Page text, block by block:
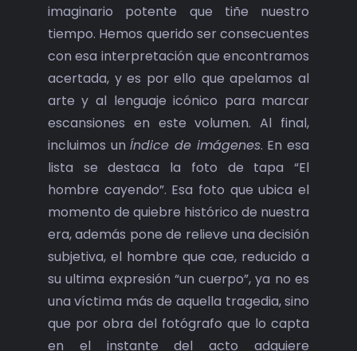
imaginario potente que tiñe nuestro
tiempo. Hemos querido ser consecuentes
con esa interpretación que encontramos
acertada, y es por ello que apelamos al
arte y al lenguaje icónico para marcar
escansiones en este volumen. Al final,
incluimos unÍndice de imágenes. En esa
lista se destaca la foto de tapa “El
hombre cayendo”. Esa foto que ubica el
momento de quiebre histórico de nuestra
era, además pone de relieve una decisión
subjetiva, el hombre que cae, reducido a
su ultima expresión “un cuerpo”, ya no es
una víctima más de aquella tragedia, sino
que por obra del fotógrafo que lo capta
en el instante del acto adquiere